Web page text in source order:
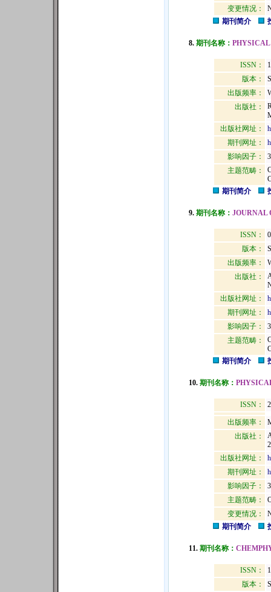
变更情况：
期刊简介
8. 期刊名称：
ISSN：
版本：
出版频率：
出版社：
出版社网址：
期刊网址：
影响因子：
主题范畴：
期刊简介
9. 期刊名称： JOURNAL
ISSN：
版本：
出版频率：
出版社：
出版社网址：
期刊网址：
影响因子：
主题范畴：
期刊简介
10. 期刊名称：
ISSN：
出版频率：
出版社：
出版社网址：
期刊网址：
影响因子：
主题范畴：
变更情况：
期刊简介
11. 期刊名称：
ISSN：
版本：